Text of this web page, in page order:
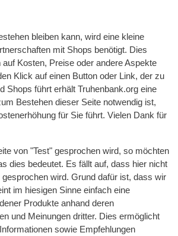
bleiben kann, wird eine kleine
mit Shops benötigt. Dies
Kosten, Preise oder andere Aspekte
Klick auf einen Button oder Link, der zu
Shops führt erhält Truhenbank.org eine
Bestehen dieser Seite notwendig ist,
für Sie führt. Vielen Dank für
von "Test" gesprochen wird, so möchten
dies bedeutet. Es fällt auf, dass hier nicht
wird. Grund dafür ist, dass wir
im hiesigen Sinne einfach eine
Produkte anhand deren
und Meinungen dritter. Dies ermöglicht
sowie Empfehlungen